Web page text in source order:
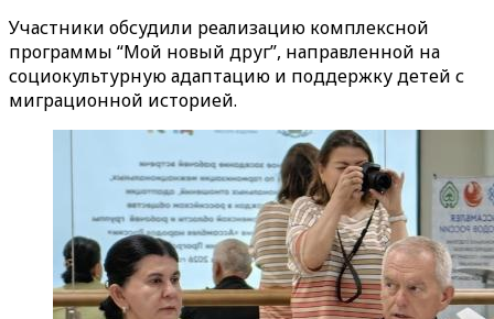
Участники обсудили реализацию комплексной
программы “Мой новый друг”, направленной на
социокультурную адаптацию и поддержку детей с
миграционной историей.